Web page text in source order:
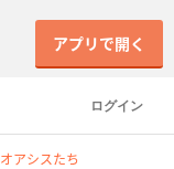
ログイン
アプリで開く
アシスたち